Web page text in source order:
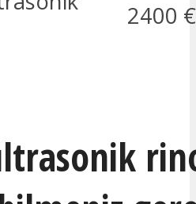
2400 €